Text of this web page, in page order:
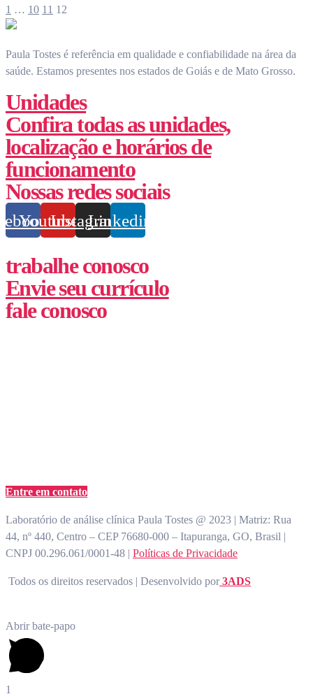
1 … 10 11 12
Paula Tostes é referência em qualidade e confiabilidade na área da
saúde. Estamos presentes nos estados de Goiás e de Mato Grosso.
Unidades
Confira todas as unidades,
localização e horários de
funcionamento
Nossas redes sociais
YoutubeInstagram
Linkedin
trabalhe conosco
Envie seu currículo
fale conosco
Entre em contato
Laboratório de análise clínica Paula Tostes @ 2023 | Matriz: Rua
44, nº 440, Centro – CEP 76680-000 – Itapuranga, GO, Brasil |
CNPJ 00.296.061/0001-48 | Políticas de Privacidade
Todos os direitos reservados | Desenvolvido por3ADS
Abrir bate-papo
1